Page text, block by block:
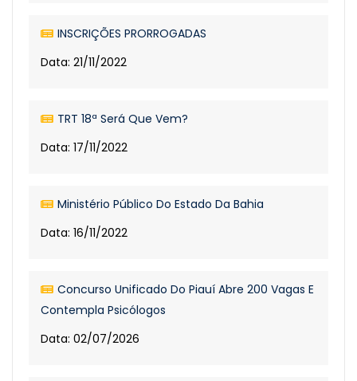
INSCRIÇÕES PRORROGADAS
Data: 21/11/2022
TRT 18ª Será Que Vem?
Data: 17/11/2022
Ministério Público Do Estado Da Bahia
Data: 16/11/2022
Concurso Unificado Do Piauí Abre 200 Vagas E
Contempla Psicólogos
Data: 02/07/2026